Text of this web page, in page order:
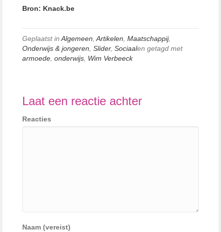
Bron: Knack.be
Geplaatst inAlgemeen,Artikelen, Maatschappij,
Onderwijs & jongeren, Slider, Sociaalen getagd met
armoede, onderwijs, Wim Verbeeck
Laat een reactie achter
Reacties
Naam (vereist)